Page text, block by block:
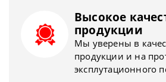
Высокое
продукции
Мы уверены в
продукции и на
эксплутационного